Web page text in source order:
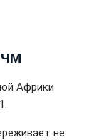
ЧМ
Африки
не